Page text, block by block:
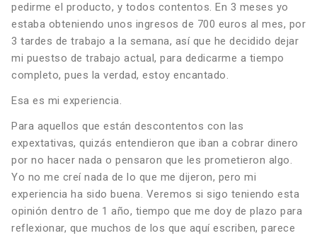
pedirme el producto, y todos contentos. En 3 meses yo
estaba obteniendo unos ingresos de 700 euros al mes, por
3 tardes de trabajo a la semana, así que he decidido dejar
mi puestso de trabajo actual, para dedicarme a tiempo
completo, pues la verdad, estoy encantado.
Esa es mi experiencia.
Para aquellos que están descontentos con las
expextativas, quizás entendieron que iban a cobrar dinero
por no hacer nada o pensaron que les prometieron algo.
Yo no me creí nada de lo que me dijeron, pero mi
experiencia ha sido buena. Veremos si sigo teniendo esta
opinión dentro de 1 año, tiempo que me doy de plazo para
reflexionar, que muchos de los que aquí escriben, parece